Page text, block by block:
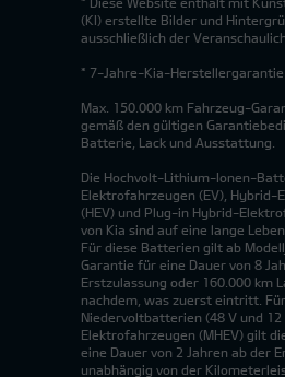
(KI) erstellte Bilder und
ausschließlich der
* 7-Jahre-Kia-Herstellergarantie
Max. 150.000 km Fahrzeug-
gemäß den gültigen
Batterie, Lack und Ausstattung.
Die Hochvolt-Lithium-Ionen-
Elektrofahrzeugen (EV), Hybrid-
(HEV) und Plug-in Hybrid-
von Kia sind auf eine lange
Für diese Batterien gilt ab
Garantie für eine Dauer von 8
Erstzulassung oder 160.000 km
nachdem, was zuerst eintritt. Für
Niedervoltbatterien (48 V und
Elektrofahrzeugen (MHEV) gilt
eine Dauer von 2 Jahren ab der
unabhängig von der